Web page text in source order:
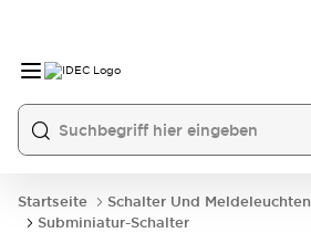
Startseite Schalter Und Meldeleuchten
Subminiatur-Schalter